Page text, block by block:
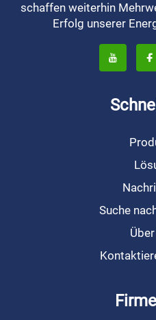
schaffen weiterhin
Erfolg unserer
Suche